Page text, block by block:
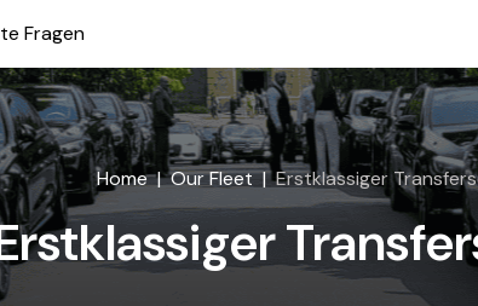
Fragen
Home Our Fleet Erstklassiger